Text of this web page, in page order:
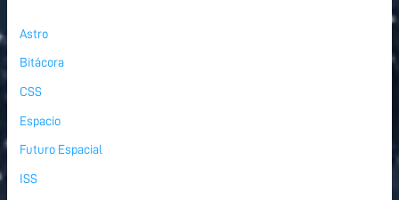
Astro
Bitácora
CSS
Espacio
Futuro Espacial
ISS